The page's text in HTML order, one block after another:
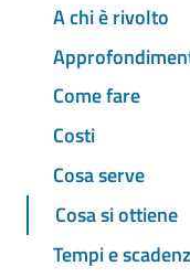
A chi è rivolto
Come fare
Costi
Cosa serve
Cosa si ottiene
Tempi e